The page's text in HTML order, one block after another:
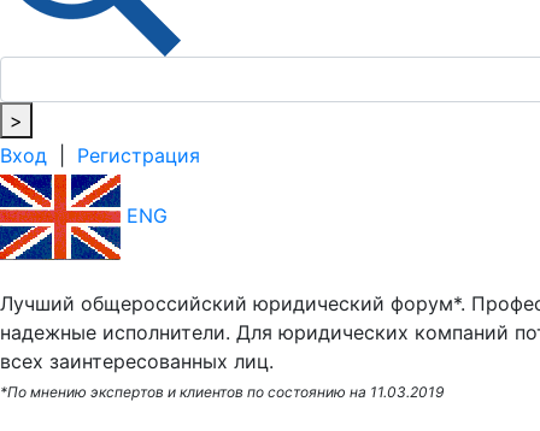
>
Вход
Регистрация
ENG
Лучший общероссийский юридический форум*.
надежные исполнители. Для юридических компаний
всех заинтересованных лиц.
*По мнению экспертов и клиентов по состоянию на 11.03.2019